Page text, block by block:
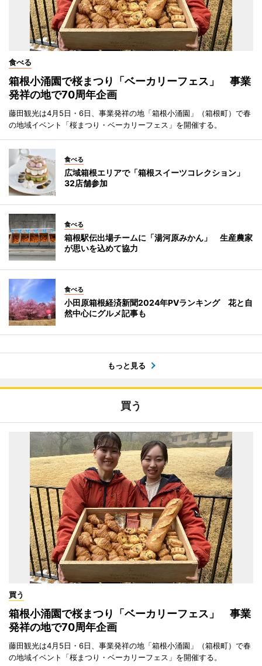
食べる
箱根小涌園で桜まつり「ベーカリーフェス」 事業
発祥の地で70周年企画
藤田観光は4月5日・6日、事業発祥の地「箱根小涌園」（箱根町）で春
の地域イベント「桜まつり・ベーカリーフェス」を開催する。
食べる
広域箱根エリアで「箱根スイーツコレクション」
32店舗参加
食べる
箱根駅伝出場チームに「湯河原みかん」 生産農家
が思いを込めて協力
食べる
小田原箱根経済新聞2024年PVランキング 花と自
然中心にグルメ記事も
もっと見る
買う
買う
箱根小涌園で桜まつり「ベーカリーフェス」 事業
発祥の地で70周年企画
藤田観光は4月5日・6日、事業発祥の地「箱根小涌園」（箱根町）で春
の地域イベント「桜まつり・ベーカリーフェス」を開催する。